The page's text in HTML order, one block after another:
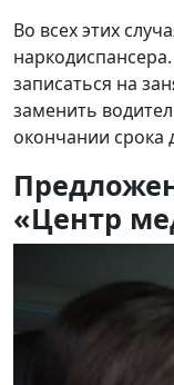
Во всех этих
записаться на
заменить
окончании срока
«Центр